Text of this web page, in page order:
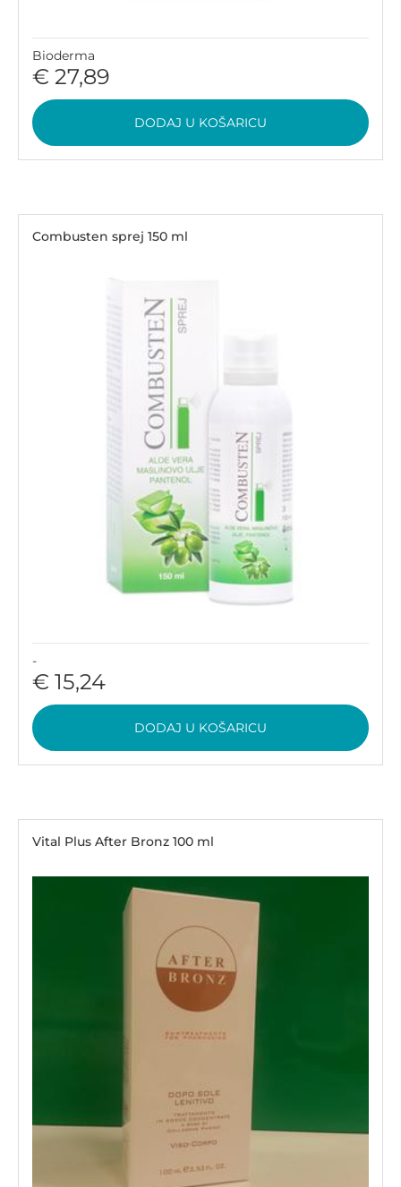
Bioderma
€ 27,89
DODAJ U KOŠARICU
Combusten sprej 150 ml
-
€ 15,24
DODAJ U KOŠARICU
Vital Plus After Bronz 100 ml